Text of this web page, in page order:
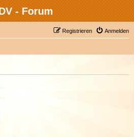
- Forum
Anmelden
Registrieren